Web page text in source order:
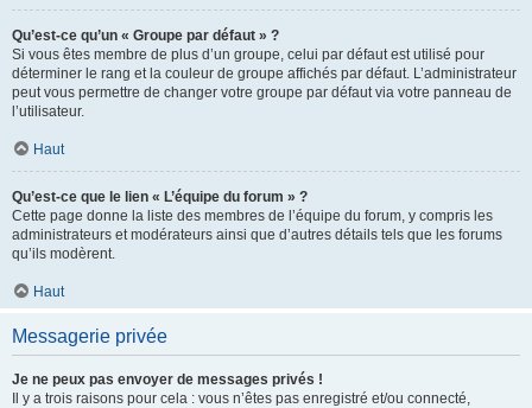
Qu’est-ce qu’un « Groupe par défaut » ?
Si vous êtes membre de plus d’un groupe, celui par défaut est utilisé pour
déterminer le rang et la couleur de groupe affichés par défaut. L’administrateur
peut vous permettre de changer votre groupe par défaut via votre panneau de
l’utilisateur.
Haut
Qu’est-ce que le lien « L’équipe du forum » ?
Cette page donne la liste des membres de l’équipe du forum, y compris les
administrateurs et modérateurs ainsi que d’autres détails tels que les forums
qu’ils modèrent.
Haut
Messagerie privée
Je ne peux pas envoyer de messages privés !
Il y a trois raisons pour cela : vous n’êtes pas enregistré et/ou connecté,